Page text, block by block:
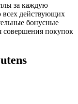
за каждую
всех действующих
бонусные
совершения покупок